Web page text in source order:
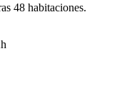
48 habitaciones.